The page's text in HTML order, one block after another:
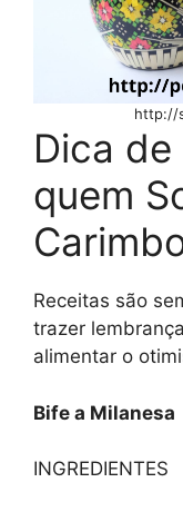
http://
Dica
quem
Receitas são
trazer
alimentar o
Bife a Milanesa
INGREDIENTES